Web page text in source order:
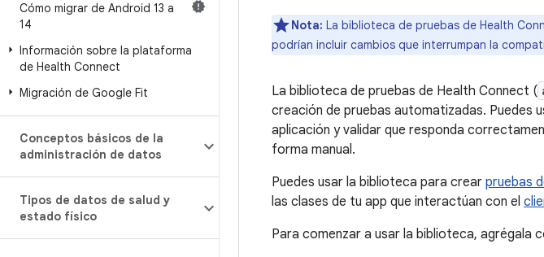
Cómo migrar de Android 13 a
14
Información sobre la plataforma
de Health Connect
Migración de Google Fit
Conceptos básicos de la
administración de datos
Tipos de datos de salud y
estado físico
Nota: La biblioteca de pruebas de Health
podrían incluir cambios que interrumpan la
La biblioteca de pruebas de Health Connect (
creación de pruebas automatizadas.
aplicación y validar que responda
forma manual.
Puedes usar la biblioteca para crear pruebas
las clases de tu app que interactúan con el
Para comenzar a usar la biblioteca, agrégala